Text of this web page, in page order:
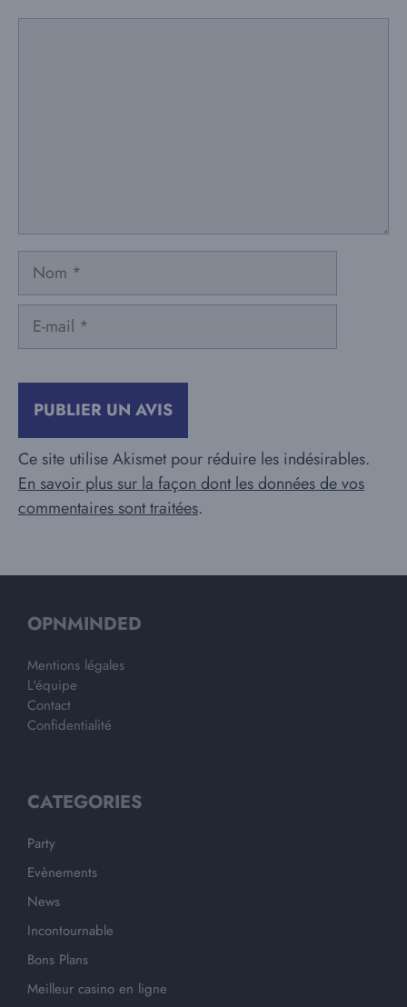
Nom
mail
Ce site utilise Akismet pour réduire les indésirables.
En savoir plus sur la façon dont les données de vos
commentaires sont traitées.
OPNMINDED
Mentions légales
L'équipe
Contact
Confidentialité
CATEGORIES
Party
Evènements
News
Incontournable
Bons Plans
Meilleur casino en ligne